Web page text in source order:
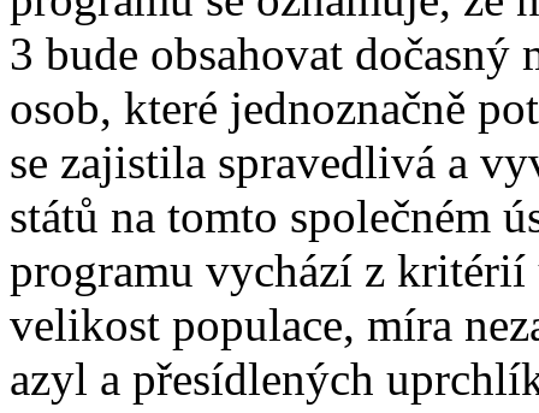
3 bude obsahovat dočasný
osob, které jednoznačně
se zajistila spravedlivá a
států na tomto společném
programu vychází z kritérií
velikost populace, míra
azyl a přesídlených